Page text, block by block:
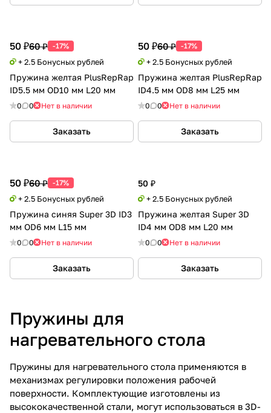
50 ₽60 ₽ -17%
+ 2.5 Бонусных рублей
Пружина желтая PlusRepRap
ID5.5 мм OD10 мм L20 мм
0 0 Нет в наличии
Заказать
50 ₽60 ₽ -17%
+ 2.5 Бонусных рублей
Пружина желтая PlusRepRap
ID4.5 мм OD8 мм L25 мм
0 0 Нет в наличии
Заказать
50 ₽60 ₽ -17%
+ 2.5 Бонусных рублей
Пружина синяя Super 3D ID3
мм OD6 мм L15 мм
0 0 Нет в наличии
Заказать
50 ₽
+ 2.5 Бонусных рублей
Пружина желтая Super 3D
ID4 мм OD8 мм L20 мм
0 0 Нет в наличии
Заказать
Пружины для
нагревательного стола
Пружины для нагревательного стола применяются в
механизмах регулировки положения рабочей
поверхности. Комплектующие изготовлены из
высококачественной стали, могут использоваться в 3D-